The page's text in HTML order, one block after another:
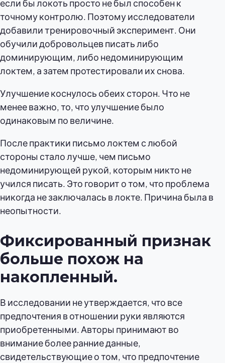
если бы локоть просто не был способен к
точному контролю. Поэтому исследователи
добавили тренировочный эксперимент. Они
обучили добровольцев писать либо
доминирующим, либо недоминирующим
локтем, а затем протестировали их снова.
Улучшение коснулось обеих сторон. Что не
менее важно, то, что улучшение было
одинаковым по величине.
После практики письмо локтем с любой
стороны стало лучше, чем письмо
недоминирующей рукой, которым никто не
учился писать. Это говорит о том, что проблема
никогда не заключалась в локте. Причина была в
неопытности.
Фиксированный признак
больше похож на
накопленный.
В исследовании не утверждается, что все
предпочтения в отношении руки являются
приобретенными. Авторы принимают во
внимание более ранние данные,
свидетельствующие о том, что предпочтение